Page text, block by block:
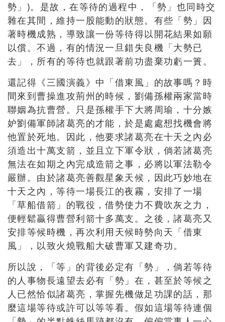
勢」)。是故，在等待的過程中，「勢」也同時交
雜在其間，維持一股能動的狀態。有些「勢」因
著時機成熟，導致讓一份等待得以開花結果如願
以償。不過，有的情況一旦錯失良機「大勢已
去」，所有的等待也就跟著前功盡棄功虧一簣。
還記得《三國演義》中「借東風」的故事嗎？時
間來到曹操進攻荊州的時候，劉備孫權兩家當時
聯姻為抗曹營。只是孫權手下大將周瑜，十分嫉
妒劉備軍師諸葛亮的才能，於是處處想找機會將
他置於死地。因此，他要求諸葛亮在十天之內必
須造出十萬支箭，並且立下軍令狀，倘若諸葛亮
無法在如期之內完成造箭之事，必將以軍法勒令
嚴辦。由於諸葛亮善觀星象天候，因此巧妙地在
十天之內，等待一場長江的夜霧，安排了一場
「草船借箭」的戰役，借勢使力不費吹灰之力，
便輕鬆贏得曹營利箭十多萬支。之後，諸葛亮又
安排等候時機，再次利用天候時勢向天「借東
風」，以致火燒戰船大破曹軍又建奇功。
所以說，「等」的背後必定有「勢」，倘若等待
的人事物長遠望去必有「勢」在，甚至於等候之
人已然恰似諸葛亮，掌握先機做足功課的話，那
麼這場等待或許可以等等看。假如這場等待連個